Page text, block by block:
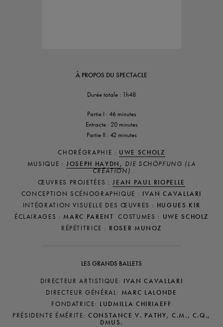
À PROPOS DU SPECTACLE
Durée totale : 1h48
Partie I : 46 minutes
Entracte : 20 minutes
Partie II : 42 minutes
CHORÉGRAPHIE : UWE SCHOLZ
MUSIQUE :JOSEPH HAYDN, DIE SCHÖPFUNG (LA
CRÉATION)
ŒUVRES PROJETÉES :JEAN PAUL RIOPELLE
CONCEPTION SCÉNOGRAPHIQUE : IVAN CAVALLARI
INTÉGRATION VISUELLE DES ŒUVRES : HUGUES KIR
ÉCLAIRAGES : MARC PARENT COSTUMES : UWE SCHOLZ
RÉPÉTITRICE : ROSER MUNOZ
LES GRANDS BALLETS
DIRECTEUR ARTISTIQUE: IVAN CAVALLARI
DIRECTEUR GÉNÉRAL: MARC LALONDE
FONDATRICE: LUDMILLA CHIRIAEFF
PRÉSIDENTE ÉMÉRITE: CONSTANCE V. PATHY, C.M., C.Q.,
DMUS.